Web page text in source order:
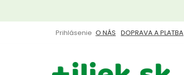
obsah
O NÁS DOPRAVA A PLATBA
Prihlásenie